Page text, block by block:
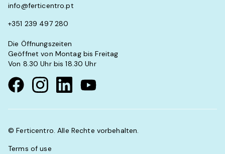
info@ferticentro.pt
+351 239 497 280
Die Öffnungszeiten
Geöffnet von Montag bis Freitag
Von 8.30 Uhr bis 18.30 Uhr
Visit our Facebook page
Visit our instagram page
Visit our linkedin page
Visit our youtube page
© Ferticentro. Alle Rechte vorbehalten.
Terms of use